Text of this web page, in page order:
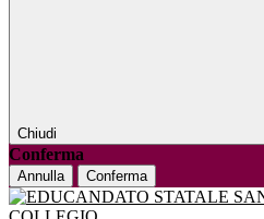
Chiudi
Conferma
Annulla Conferma